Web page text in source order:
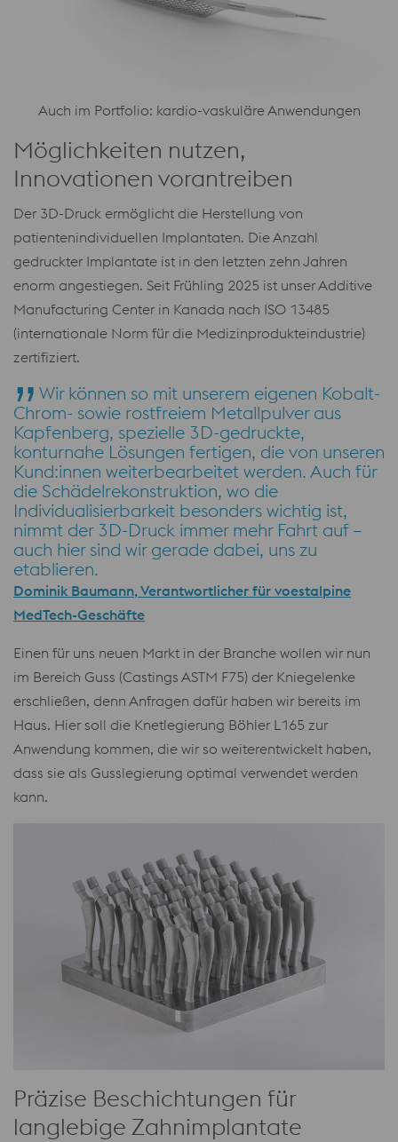
Auch im Portfolio: kardio-vaskuläre Anwendungen
Möglichkeiten nutzen,
Innovationen vorantreiben
Der 3D-Druck ermöglicht die Herstellung von
patientenindividuellen Implantaten. Die Anzahl
gedruckter Implantate ist in den letzten zehn Jahren
enorm angestiegen. Seit Frühling 2025 ist unser Additive
Manufacturing Center in Kanada nach ISO 13485
(internationale Norm für die Medizinprodukteindustrie)
zertifiziert.
Wir können so mit unserem eigenen Kobalt-
Chrom- sowie rostfreiem Metallpulver aus
Kapfenberg, spezielle 3D-gedruckte,
konturnahe Lösungen fertigen, die von unseren
Kund:innen weiterbearbeitet werden. Auch für
die Schädelrekonstruktion, wo die
Individualisierbarkeit besonders wichtig ist,
nimmt der 3D-Druck immer mehr Fahrt auf –
auch hier sind wir gerade dabei, uns zu
etablieren.
Dominik Baumann,Verantwortlicher für voestalpine
MedTech-Geschäfte
Einen für uns neuen Markt in der Branche wollen wir nun
im Bereich Guss (Castings ASTM F75) der Kniegelenke
erschließen, denn Anfragen dafür haben wir bereits im
Haus. Hier soll die Knetlegierung Böhler L165 zur
Anwendung kommen, die wir so weiterentwickelt haben,
dass sie als Gusslegierung optimal verwendet werden
kann.
Präzise Beschichtungen für
langlebige Zahnimplantate